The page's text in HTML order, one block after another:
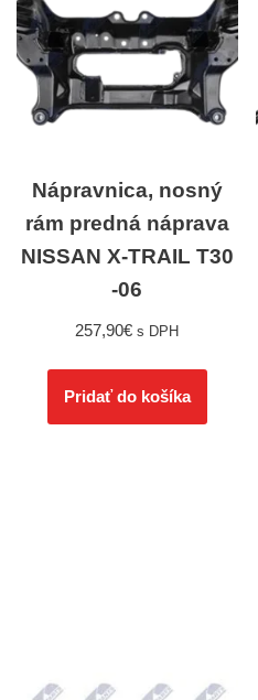
Nápravnica, nosný
rám predná náprava
NISSAN X-TRAIL T30
-06
257,90€ s DPH
Pridať do košíka